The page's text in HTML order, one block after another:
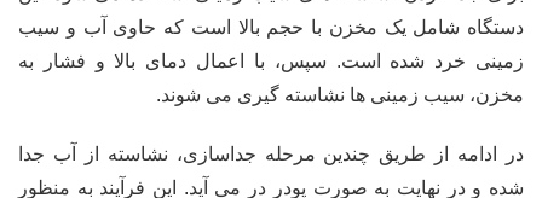
دستگاه شامل یک مخزن با حجم بالا است که حاوی آب و سیب
زمینی خرد شده است. سپس، با اعمال دمای بالا و فشار به
مخزن، سیب زمینی ها نشاسته گیری می شوند.
در ادامه از طریق چندین مرحله جداسازی، نشاسته از آب جدا
شده و در نهایت به صورت پودر در می آید. این فرآیند به منظور